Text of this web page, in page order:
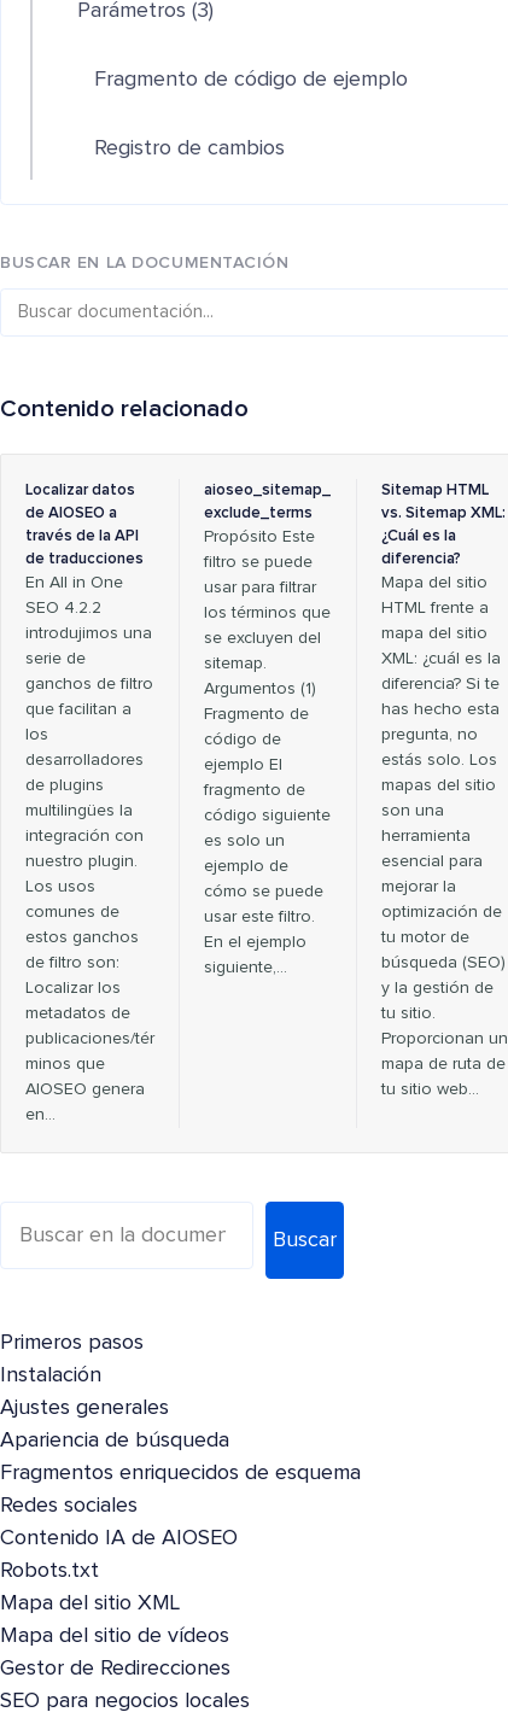
Parámetros (3)
Fragmento de código de ejemplo
Registro de cambios
BUSCAR EN LA DOCUMENTACIÓN
Contenido relacionado
Localizar datos
de AIOSEO a
través de la API
de traducciones
En All in One
SEO 4.2.2
introdujimos una
serie de
ganchos de filtro
que facilitan a
los
desarrolladores
de plugins
multilingües la
integración con
nuestro plugin.
Los usos
comunes de
estos ganchos
de filtro son:
Localizar los
metadatos de
publicaciones/tér
minos que
AIOSEO genera
en…
aioseo_sitemap_
exclude_terms
Propósito Este
filtro se puede
usar para filtrar
los términos que
se excluyen del
sitemap.
Argumentos (1)
Fragmento de
código de
ejemplo El
fragmento de
código siguiente
es solo un
ejemplo de
cómo se puede
usar este filtro.
En el ejemplo
siguiente,…
Sitemap HTML
vs. Sitemap XML:
¿Cuál es la
diferencia?
Mapa del sitio
HTML frente a
mapa del sitio
XML: ¿cuál es la
diferencia? Si te
has hecho esta
pregunta, no
estás solo. Los
mapas del sitio
son una
herramienta
esencial para
mejorar la
optimización de
tu motor de
búsqueda (SEO)
y la gestión de
tu sitio.
Proporcionan un
mapa de ruta de
tu sitio web...
Buscar
Primeros pasos
Instalación
Ajustes generales
Apariencia de búsqueda
Fragmentos enriquecidos de esquema
Redes sociales
Contenido IA de AIOSEO
Robots.txt
Mapa del sitio XML
Mapa del sitio de vídeos
Gestor de Redirecciones
SEO para negocios locales